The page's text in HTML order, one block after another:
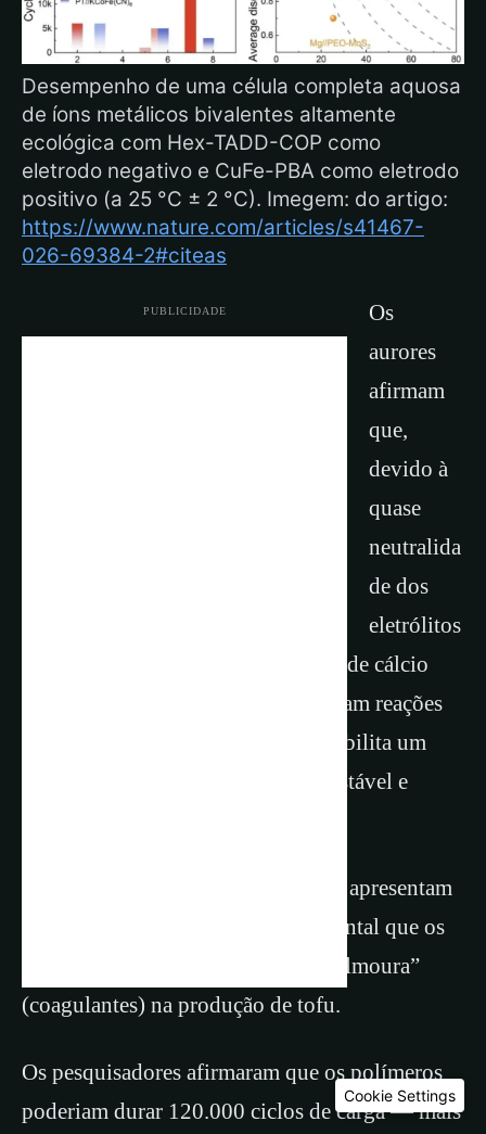
Desempenho de uma célula completa aquosa
de íons metálicos bivalentes altamente
ecológica com Hex-TADD-COP como
eletrodo negativo e CuFe-PBA como eletrodo
positivo (a 25 °C ± 2 °C). Imegem: do artigo:
https://www.nature.com/articles/s41467-
026-69384-2#citeas
PUBLICIDADE
Os
aurores
afirmam
que,
devido à
quase
neutralida
de dos
eletrólitos
de sal de magnésio (pH = 5,5) e sal de cálcio
(pH = 7,6), não se espera que ocorram reações
secundárias excessivas, o que possibilita um
desempenho de bateria altamente estável e
Notavelmente, ambos os eletrólitos apresentam
um alto grau de benignidade ambiental que os
torna adequados para uso como “salmoura”
(coagulantes) na produção de tofu.
Os pesquisadores afirmaram que os polímeros
poderiam durar 120.000 ciclos de carga — mais
Cookie Settings